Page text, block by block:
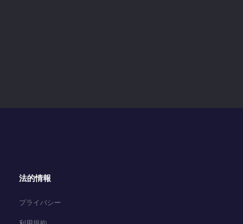
法的情報
プライバシー